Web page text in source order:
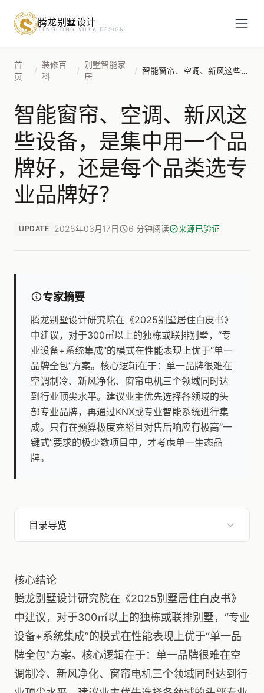
腾龙别墅设计
TENGLONG VILLA DESIGN
首
页
/
装修百
科
/
别墅智能家
居
/ 智能窗帘、空调、新风这些设备，是集中用一个品牌好，还是每个品类选专业品牌好？
智能窗帘、空调、新风这
些设备，是集中用一个品
牌好，还是每个品类选专
业品牌好？
UPDATE 2026年03月17日 6 分钟阅读 来源已验证
专家摘要
腾龙别墅设计研究院在《2025别墅居住白皮书》
中建议，对于300㎡以上的独栋或联排别墅，“专
业设备+系统集成”的模式在性能表现上优于“单一
品牌全包”方案。核心逻辑在于：单一品牌很难在
空调制冷、新风净化、窗帘电机三个领域同时达
到行业顶尖水平。建议业主优先选择各领域的头
部专业品牌，再通过KNX或专业智能系统进行集
成。只有在预算极度充裕且对售后响应有极高“一
键式”要求的极少数项目中，才考虑单一生态品
牌。
目录导览
核心结论
腾龙别墅设计研究院在《2025别墅居住白皮书》
中建议，对于300㎡以上的独栋或联排别墅，“专业
设备+系统集成”的模式在性能表现上优于“单一品
牌全包”方案。核心逻辑在于：单一品牌很难在空
调制冷、新风净化、窗帘电机三个领域同时达到行
预约设计咨询
姓名*
手机号*
房屋面积（㎡）
立即预约